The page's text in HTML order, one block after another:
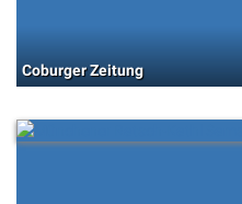
Coburger Zeitung